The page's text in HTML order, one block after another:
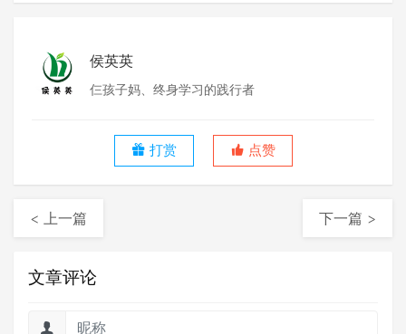
侯英英
仨孩子妈、终身学习的践行者
打赏 点赞
< 上一篇 下一篇 >
文章评论